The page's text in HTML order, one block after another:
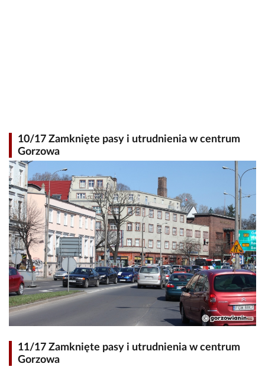
10/17 Zamknięte pasy i utrudnienia w centrum
Gorzowa
11/17 Zamknięte pasy i utrudnienia w centrum
Gorzowa